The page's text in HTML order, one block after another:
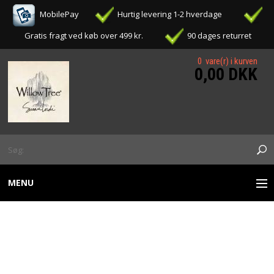
MobilePay
Hurtig levering 1-2 hverdage
Gratis fragt ved køb over 499 kr.
90 dages returret
0 vare(r) i kurven
0,00 DKK
MENU